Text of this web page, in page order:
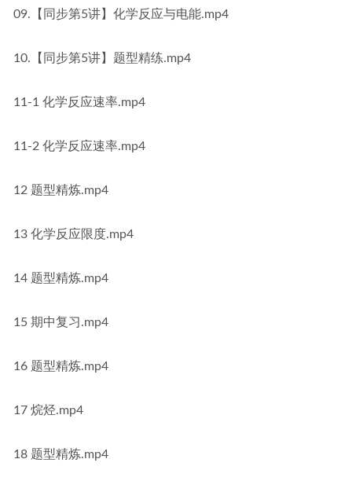
09.【同步第5讲】化学反应与电能.mp4
10.【同步第5讲】题型精练.mp4
11-1 化学反应速率.mp4
11-2 化学反应速率.mp4
12 题型精炼.mp4
13 化学反应限度.mp4
14 题型精炼.mp4
15 期中复习.mp4
16 题型精炼.mp4
17 烷烃.mp4
18 题型精炼.mp4